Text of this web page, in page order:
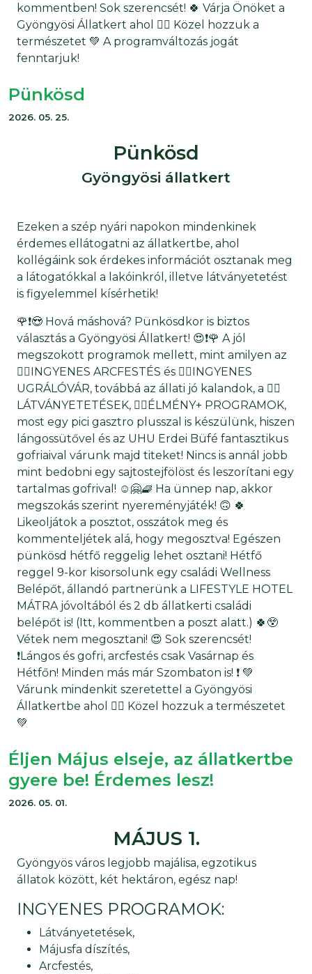
kommentben! Sok szerencsét! 🍀 Várja Önöket a
Gyöngyösi Állatkert ahol 👉🏻 Közel hozzuk a
természetet 💚 A programváltozás jogát
fenntarjuk!
Pünkösd
2026. 05. 25.
Pünkösd
Gyöngyösi állatkert
Ezeken a szép nyári napokon mindenkinek
érdemes ellátogatni az állatkertbe, ahol
kollégáink sok érdekes információt osztanak meg
a látogatókkal a lakóinkról, illetve látványetetést
is figyelemmel kísérhetik!
🌹❗😍 Hová máshová? Pünkösdkor is biztos
választás a Gyöngyösi Állatkert! 😍❗🌹 A jól
megszokott programok mellett, mint amilyen az
👉🏻INGYENES ARCFESTÉS és 👉🏻INGYENES
UGRÁLÓVÁR, továbbá az állati jó kalandok, a 👉🏻
LÁTVÁNYETETÉSEK, 👉🏻ÉLMÉNY+ PROGRAMOK,
most egy pici gasztro plusszal is készülünk, hiszen
lángossütővel és az UHU Erdei Büfé fantasztikus
gofriaival várunk majd titeket! Nincs is annál jobb
mint bedobni egy sajtostejfölöst és leszorítani egy
tartalmas gofrival! ☺️🤗🧇 Ha ünnep nap, akkor
megszokás szerint nyereményjáték! 🙃 🍀
Likeoljátok a posztot, osszátok meg és
kommenteljétek alá, hogy megosztva! Egészen
pünkösd hétfő reggelig lehet osztani! Hétfő
reggel 9-kor kisorsolunk egy családi Wellness
Belépőt, állandó partnerünk a LIFESTYLE HOTEL
MÁTRA jóvoltából és 2 db állatkerti családi
belépőt is! (Itt, kommentben a poszt alatt.) 🍀😲
Vétek nem megosztani! 😍 Sok szerencsét!
❗Lángos és gofri, arcfestés csak Vasárnap és
Hétfőn! Minden más már Szombaton is! ❗ 💚
Várunk mindenkit szeretettel a Gyöngyösi
Állatkertbe ahol 👉🏻 Közel hozzuk a természetet
💚
Éljen Május elseje, az állatkertbe
gyere be! Érdemes lesz!
2026. 05. 01.
MÁJUS 1.
Gyöngyös város legjobb majálisa, egzotikus
állatok között, két hektáron, egész nap!
INGYENES PROGRAMOK:
Látványetetések,
Májusfa díszítés,
Arcfestés,